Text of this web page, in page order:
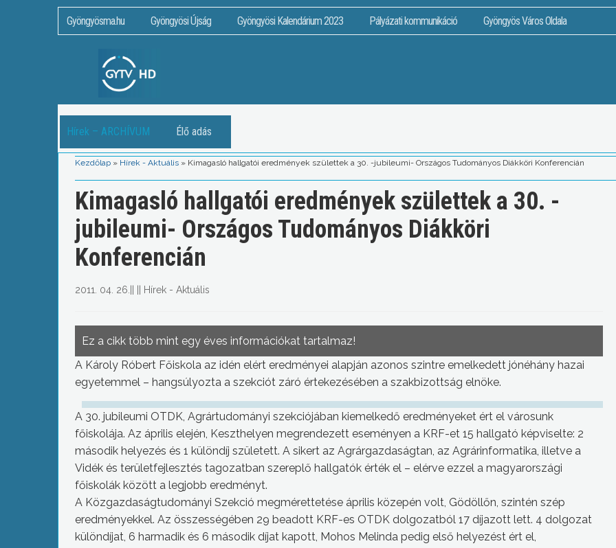
Gyöngyösma.hu Gyöngyösi Újság Gyöngyösi Kalendárium 2023 Pályázati kommunikáció Gyöngyös Város Oldala
Hírek – ARCHÍVUM Élő adás
Kezdőlap » Hírek - Aktuális » Kimagasló hallgatói eredmények születtek a 30. -jubileumi- Országos Tudományos Diákköri Konferencián
Kimagasló hallgatói eredmények születtek a 30. -
jubileumi- Országos Tudományos Diákköri
Konferencián
2011. 04. 26. Hírek - Aktuális
Ez a cikk több mint egy éves információkat tartalmaz!
A Károly Róbert Főiskola az idén elért eredményei alapján azonos szintre emelkedett jónéhány hazai
egyetemmel – hangsúlyozta a szekciót záró értekezésében a szakbizottság elnöke.
A 30. jubileumi OTDK, Agrártudományi szekciójában kiemelkedő eredményeket ért el városunk
főiskolája. Az április elején, Keszthelyen megrendezett eseményen a KRF-et 15 hallgató képviselte: 2
második helyezés és 1 különdíj született. A sikert az Agrárgazdaságtan, az Agrárinformatika, illetve a
Vidék és területfejlesztés tagozatban szereplő hallgatók érték el – elérve ezzel a magyarországi
főiskolák között a legjobb eredményt.
A Közgazdaságtudományi Szekció megmérettetése április közepén volt, Gödöllőn, szintén szép
eredményekkel. Az összességében 29 beadott KRF-es OTDK dolgozatból 17 díjazott lett. 4 dolgozat
különdíjat, 6 harmadik és 6 második díjat kapott, Mohos Melinda pedig első helyezést ért el,